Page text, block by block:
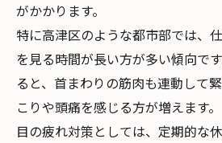
がかかります。
特に高津区のような都市部では、
を見る時間が長い方が多い傾向で
ると、首まわりの筋肉も連動して
こりや頭痛を感じる方が増えます。
目の疲れ対策としては、定期的な